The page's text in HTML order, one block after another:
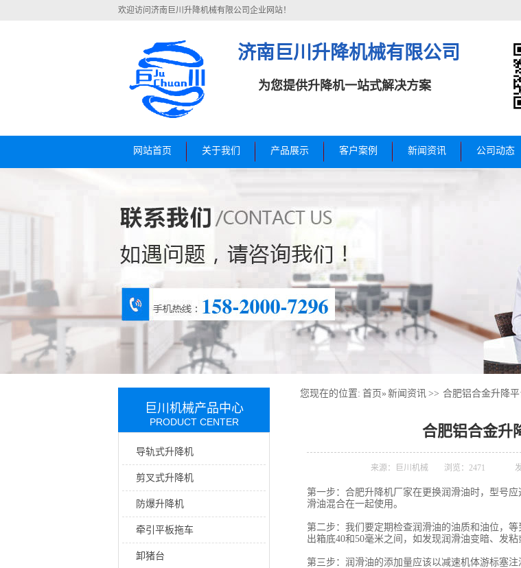
欢迎访问济南巨川升降机械有限公司企业网站！
济南巨川升降机械有限公司
为您提供升降机一站式解决方案
网站首页 关于我们 产品展示 客户案例 新闻资讯 公司动态
您现在的位置: 首页» 新闻资讯 >> 合肥铝合金升降
合肥铝合金升
来源：巨川机械 浏览： 2471
第一步：合肥升降机厂家在更换润滑油时，型号
滑油混合在一起使用。
第二步：我们要定期检查润滑油的油质和油位，
出箱底40和50毫米之间，如发现润滑油变暗、发
第三步：润滑油的添加量应该以减速机体游标塞注
巨川机械产品中心
PRODUCT CENTER
导轨式升降机
剪叉式升降机
防爆升降机
牵引平板拖车
卸猪台